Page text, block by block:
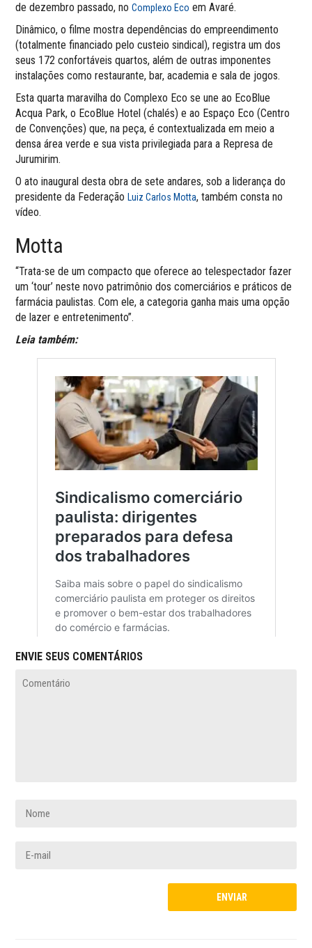
de dezembro passado, noComplexo Eco em Avaré.
Dinâmico, o filme mostra dependências do empreendimento
(totalmente financiado pelo custeio sindical), registra um dos
seus 172 confortáveis quartos, além de outras imponentes
instalações como restaurante, bar, academia e sala de jogos.
Esta quarta maravilha do Complexo Eco se une ao EcoBlue
Acqua Park, o EcoBlue Hotel (chalés) e ao Espaço Eco (Centro
de Convenções) que, na peça, é contextualizada em meio a
densa área verde e sua vista privilegiada para a Represa de
Jurumirim.
O ato inaugural desta obra de sete andares, sob a liderança do
presidente da FederaçãoLuiz Carlos Motta, também consta no
vídeo.
Motta
“Trata-se de um compacto que oferece ao telespectador fazer
um ‘tour’ neste novo patrimônio dos comerciários e práticos de
farmácia paulistas. Com ele, a categoria ganha mais uma opção
de lazer e entretenimento”.
Leia também:
ENVIE SEUS COMENTÁRIOS